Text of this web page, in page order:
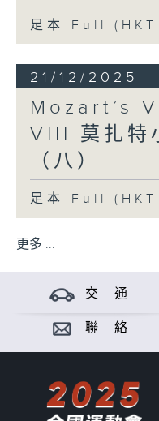
足本 Full
21/12/2025
Mozart’s
VIII 莫扎特
（八）
足本 Full
更多 ...
交 通
聯 絡